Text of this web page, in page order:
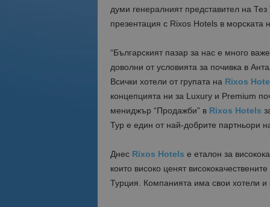
думи генералният представител на
презентация с Rixos Hotels в морската
“Българският пазар за нас е много
доволни от условията за почивка в
Всички хотели от групата на Rixos
концепцията ни за Luxury и Premium
мениджър “Продажби” в Rixos Hotels
Тур е един от най-добрите партньори
Днес Rixos Hotels е еталон за
които високо ценят
Турция. Компанията има свои хотели и